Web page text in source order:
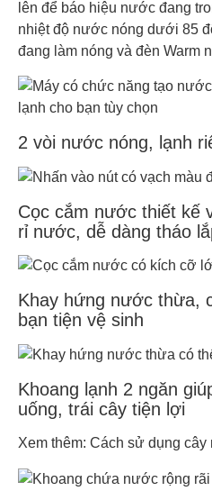
lên để báo hiệu nước đang
nhiệt độ nước nóng dưới 85
đang làm nóng và đèn Warm
2 vòi nước nóng, lạnh
Cọc cắm nước thiết kế
rỉ nước, dễ dàng tháo
Khay hứng nước thừa,
bạn tiện vệ sinh
Khoang lạnh 2 ngăn
uống, trái cây tiện lợi
Xem thêm: Cách sử dụng